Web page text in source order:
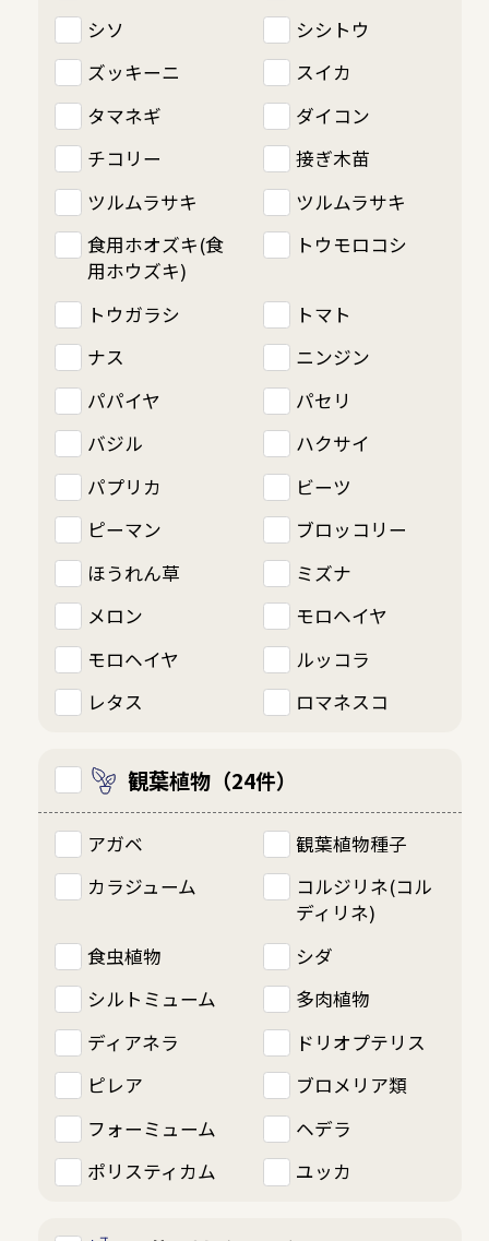
シソ
シシトウ
ズッキーニ
スイカ
タマネギ
ダイコン
チコリー
接ぎ木苗
ツルムラサキ
ツルムラサキ
食用ホオズキ(食
用ホウズキ)
トウモロコシ
トウガラシ
トマト
ナス
ニンジン
パパイヤ
パセリ
バジル
ハクサイ
パプリカ
ビーツ
ピーマン
ブロッコリー
ほうれん草
ミズナ
メロン
モロヘイヤ
モロヘイヤ
ルッコラ
レタス
ロマネスコ
観葉植物（24件）
アガベ
観葉植物種子
カラジューム
コルジリネ(コル
ディリネ)
食虫植物
シダ
シルトミューム
多肉植物
ディアネラ
ドリオプテリス
ピレア
ブロメリア類
フォーミューム
ヘデラ
ポリスティカム
ユッカ